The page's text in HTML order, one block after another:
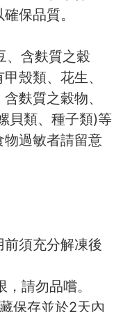
保品質。
、含麩質之穀
殼類、花生、
麩質之穀物、
貝類、種子類)等
物過敏者請留意
前須充分解凍後
請勿品嚐。
保存並於2天內